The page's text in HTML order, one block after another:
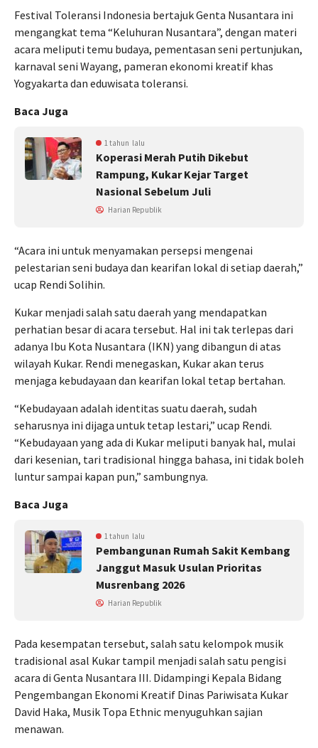
Festival Toleransi Indonesia bertajuk Genta Nusantara ini
mengangkat tema “Keluhuran Nusantara”, dengan materi
acara meliputi temu budaya, pementasan seni pertunjukan,
karnaval seni Wayang, pameran ekonomi kreatif khas
Yogyakarta dan eduwisata toleransi.
Baca Juga
1 tahun lalu
Koperasi Merah Putih Dikebut
Rampung, Kukar Kejar Target
Nasional Sebelum Juli
Harian Republik
“Acara ini untuk menyamakan persepsi mengenai
pelestarian seni budaya dan kearifan lokal di setiap daerah,”
ucap Rendi Solihin.
Kukar menjadi salah satu daerah yang mendapatkan
perhatian besar di acara tersebut. Hal ini tak terlepas dari
adanya Ibu Kota Nusantara (IKN) yang dibangun di atas
wilayah Kukar. Rendi menegaskan, Kukar akan terus
menjaga kebudayaan dan kearifan lokal tetap bertahan.
“Kebudayaan adalah identitas suatu daerah, sudah
seharusnya ini dijaga untuk tetap lestari,” ucap Rendi.
“Kebudayaan yang ada di Kukar meliputi banyak hal, mulai
dari kesenian, tari tradisional hingga bahasa, ini tidak boleh
luntur sampai kapan pun,” sambungnya.
Baca Juga
1 tahun lalu
Pembangunan Rumah Sakit Kembang
Janggut Masuk Usulan Prioritas
Musrenbang 2026
Harian Republik
Pada kesempatan tersebut, salah satu kelompok musik
tradisional asal Kukar tampil menjadi salah satu pengisi
acara di Genta Nusantara III. Didampingi Kepala Bidang
Pengembangan Ekonomi Kreatif Dinas Pariwisata Kukar
David Haka, Musik Topa Ethnic menyuguhkan sajian
menawan.